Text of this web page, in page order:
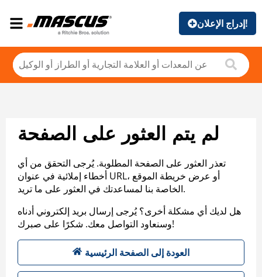
إدراج الإعلان!
لم يتم العثور على الصفحة
تعذر العثور على الصفحة المطلوبة. يُرجى التحقق من أي
أخطاء إملائية في عنوان URL، أو عرض خريطة الموقع
الخاصة بنا لمساعدتك في العثور على ما تريد.
هل لديك أي مشكلة أخرى؟ يُرجى إرسال بريد إلكتروني أدناه
وسنعاود التواصل معك. شكرًا على صبرك!
العودة إلى الصفحة الرئيسية